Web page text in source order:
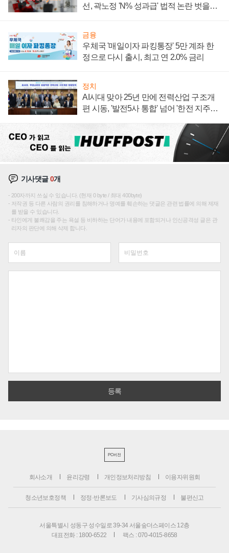
선, 곽노정 'N% 성과급' 법적 논란 벗을지
금융
우체국 '매일이자 파킹통장' 5만 계좌 한
정으로 다시 출시, 최고 연 2.0% 금리
정치
AI시대 맞아 25년 만에 전력산업 구조개
편 시동, '발전5사 통합' 넘어 '한전 지주사'
기사댓글0개
200자까지 쓰실 수 있습니다. (현재 0 byte / 최대 400byte)
저작권 등 다른 사람의 권리를 침해하거나 명예를 훼손하는 댓글은 관련 법률에 의해 제재
를 받을 수 있습니다.
타인에게 불쾌감을 주는 욕설 등 비하하는 단어가 내용에 포함되거나 인신공격성 글은 관
리자의 판단에 의해 삭제 합니다.
PC버전
회사소개 윤리강령 개인정보처리방침 이용자위원회
청소년보호정책 정정·반론보도 기사심의규정 불편신고
서울특별시 성동구 성수일로 39-34 서울숲더스페이스 12층
대표전화 : 1800-6522
팩스 : 070-4015-8658